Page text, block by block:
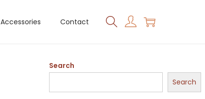
Accessories Contact
Search
Search